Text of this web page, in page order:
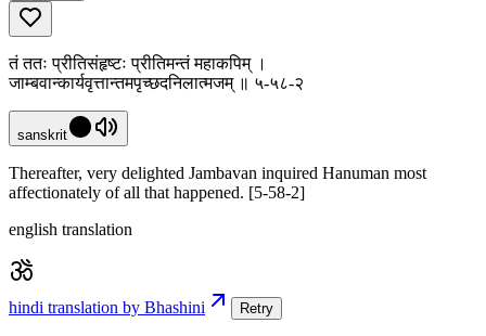
तं ततः प्रीतिसंहृष्टः प्रीतिमन्तं महाकपिम् ।
जाम्बवान्कार्यवृत्तान्तमपृच्छदनिलात्मजम् ॥ ५-५८-२
sanskrit
Thereafter, very delighted Jambavan inquired Hanuman most
affectionately of all that happened. [5-58-2]
english translation
hindi translation by Bhashini Retry